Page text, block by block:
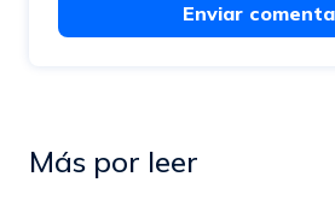
Enviar
Más por leer